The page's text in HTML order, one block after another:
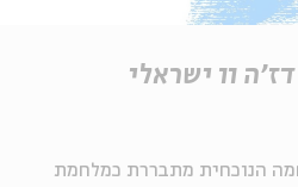
הנוכחית מתבררת כמלחמת